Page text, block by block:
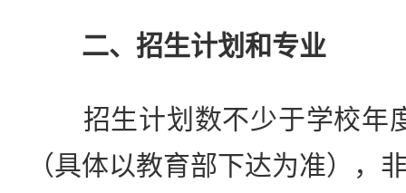
二、招生计划和专业
招生计划数不少于学校年
（具体以教育部下达为准），